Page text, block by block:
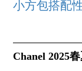
小方包搭配
Chanel 2025